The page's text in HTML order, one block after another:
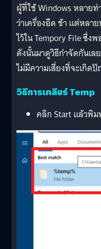
ผู้ที่ใช้ Windows หลาย
ว่าเครื่องอืด ช้า แต่หลาย
ไว้ใน Tempory File ซึ่ง
ดังนั้นมาดูวิธีกำจัดกันเล
ไม่มีความเสี่ยงที่จะเกิด
วิธีการเคลียร์ Temp
คลิก Start แล้วพิม